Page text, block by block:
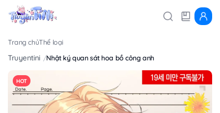
Trang chủThể loại
Truyentini Nhật ký quan sát hoa bồ công anh
HOT